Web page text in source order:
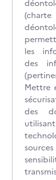
les
des
Mettre
des